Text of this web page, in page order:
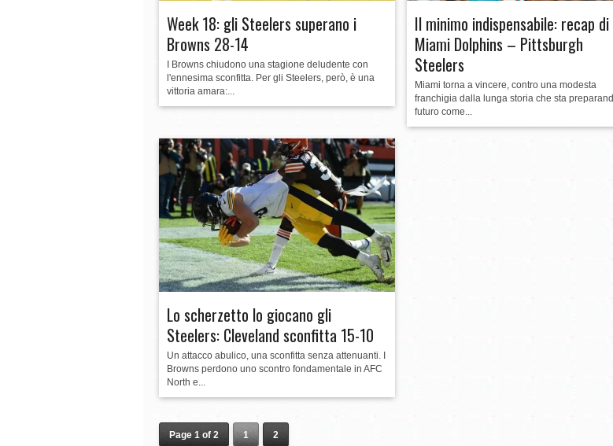
Week 18: gli Steelers superano i
Browns 28-14
I Browns chiudono una stagione deludente con
l'ennesima sconfitta. Per gli Steelers, però, è una
vittoria amara:...
Il minimo indispensabile: recap di
Miami Dolphins – Pittsburgh
Steelers
Miami torna a vincere, contro una modesta
franchigia dalla lunga storia che sta
futuro come...
Lo scherzetto lo giocano gli
Steelers: Cleveland sconfitta 15-10
Un attacco abulico, una sconfitta senza attenuanti. I
Browns perdono uno scontro fondamentale in AFC
North e...
Page 1 of 2 1 2